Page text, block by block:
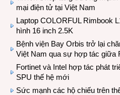
mại điện tử tại Việt Nam
Laptop COLORFUL Rimbook
hình 16 inch 2.5K
Bệnh viện Bay Orbis trở lại
Việt Nam qua sự hợp tác giữa
Fortinet và Intel hợp tác phát
SPU thế hệ mới
Sức mạnh các hộ chiếu trên